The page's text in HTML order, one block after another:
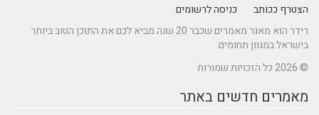
הצטרף ככותב
כניסה לרשומים
רידר הוא מאגר מאמרים שכבר 20 שנה מביא לכם את התוכן הטוב ביותר
בישראל במגוון תחומים.
© 2026 כל הזכויות שמורות
מאמרים חדשים באתר